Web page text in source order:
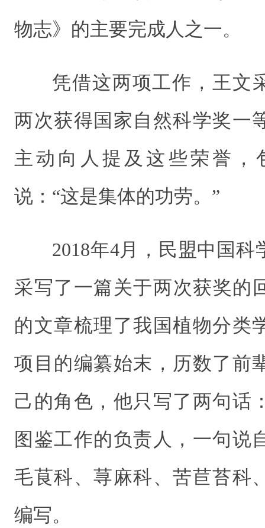
物志》的主要完成人之一。
凭借这两项工作，王文
两次获得国家自然科学奖一
主动向人提及这些荣誉，
说：“这是集体的功劳。”
2018年4月，民盟中国
采写了一篇关于两次获奖的
的文章梳理了我国植物分类
项目的编纂始末，历数了前
己的角色，他只写了两句话
图鉴工作的负责人，一句说
毛茛科、荨麻科、苦苣苔科
编写。